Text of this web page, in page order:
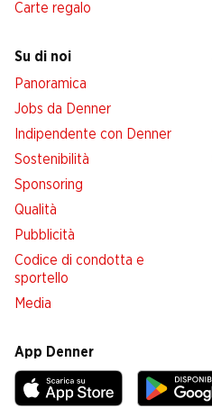
Carte regalo
Su di noi
Panoramica
Jobs da Denner
Indipendente con Denner
Sostenibilità
Sponsoring
Qualità
Pubblicità
Codice di condotta e
sportello
Media
App Denner